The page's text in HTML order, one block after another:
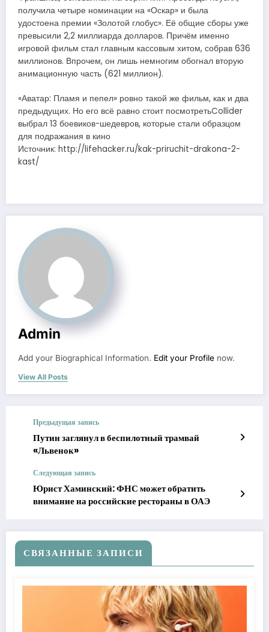
получила четыре номинации на «Оскар» и была
удостоена премии «Золотой глобус». Её общие сборы уже
превысили 2,2 миллиарда долларов. Причём именно
игровой фильм стал главным кассовым хитом, собрав 636
миллионов. Впрочем, он лишь немногим обогнал вторую
анимационную часть (621 миллион).
«Аватар: Пламя и пепел» ровно такой же фильм, как и два
предыдущих. Но его всё равно стоит посмотретьCollider
выбрал 13 боевиков-шедевров, которые стали образцом
для подражания в кино
Источник: http://lifehacker.ru/kak-priruchit-drakona-2-
kast/
Admin
Add your Biographical Information. Edit your Profile now.
View All Posts
Предыдущая запись
Путин заглянул в беспилотный трамвай
«Львенок»
Следующая запись
Юрист Хаминский: ФНС может обратить
внимание на российские рестораны в ОАЭ
СВЯЗАННЫЕ ЗАПИСИ